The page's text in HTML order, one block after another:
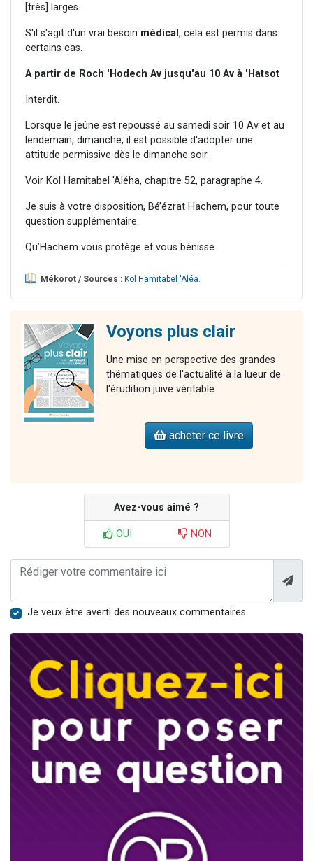
[très] larges.
S'il s'agit d'un vrai besoin médical, cela est permis dans
certains cas.
A partir de Roch 'Hodech Av jusqu'au 10 Av à 'Hatsot
Interdit.
Lorsque le jeûne est repoussé au samedi soir 10 Av et au
lendemain, dimanche, il est possible d'adopter une
attitude permissive dès le dimanche soir.
Voir Kol Hamitabel 'Aléha, chapitre 52, paragraphe 4.
Je suis à votre disposition, Bé’ézrat Hachem, pour toute
question supplémentaire.
Qu’Hachem vous protège et vous bénisse.
Mékorot / Sources : Kol Hamitabel 'Aléa.
Voyons plus clair
Une mise en perspective des grandes
thématiques de l'actualité à la lueur de
l'érudition juive véritable.
acheter ce livre
Avez-vous aimé ?
OUI NON
Je veux être averti des nouveaux commentaires